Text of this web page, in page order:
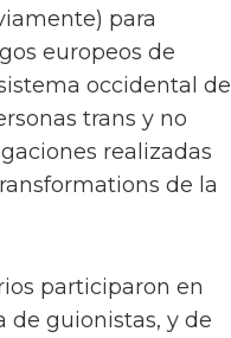
para
europeos de
occidental de
trans y no
realizadas
de la
participaron en
de guionistas, y de